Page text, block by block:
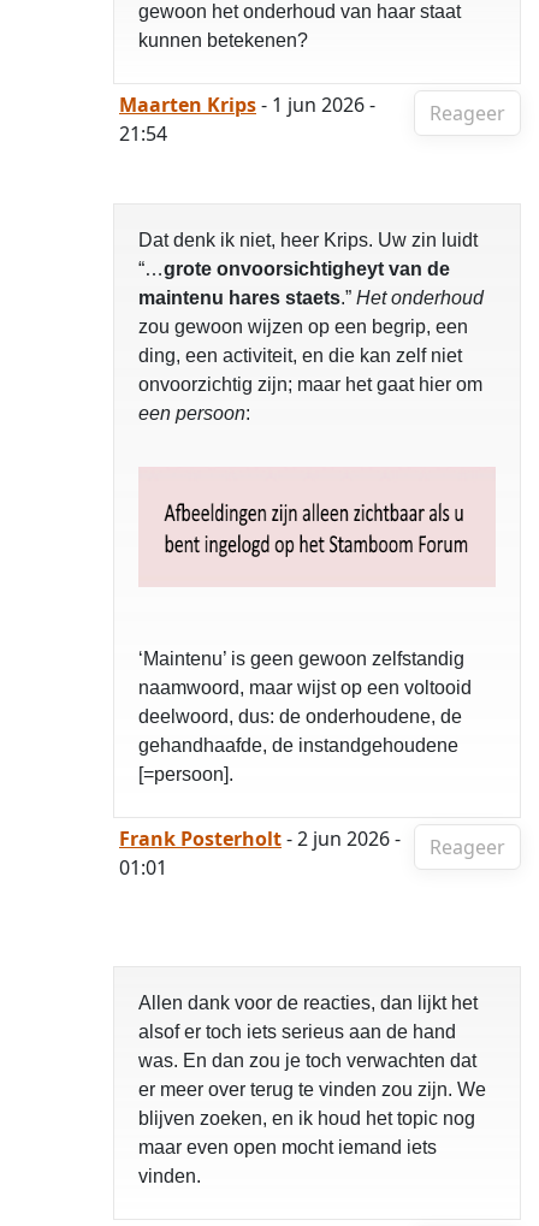
gewoon het onderhoud van haar staat
kunnen betekenen?
Reageer
Maarten Krips- 1 jun 2026 -
21:54
Dat denk ik niet, heer Krips. Uw zin luidt
“…grote onvoorsichtigheyt van de
maintenu hares staets.” Het onderhoud
zou gewoon wijzen op een begrip, een
ding, een activiteit, en die kan zelf niet
onvoorzichtig zijn; maar het gaat hier om
een persoon:
‘Maintenu’ is geen gewoon zelfstandig
naamwoord, maar wijst op een voltooid
deelwoord, dus: de onderhoudene, de
gehandhaafde, de instandgehoudene
[=persoon].
Reageer
Frank Posterholt- 2 jun 2026 -
01:01
Allen dank voor de reacties, dan lijkt het
alsof er toch iets serieus aan de hand
was. En dan zou je toch verwachten dat
er meer over terug te vinden zou zijn. We
blijven zoeken, en ik houd het topic nog
maar even open mocht iemand iets
vinden.